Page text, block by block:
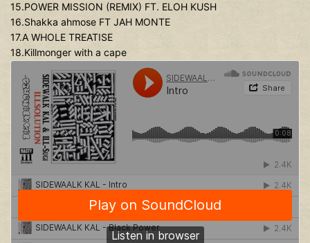
15.POWER MISSION (REMIX) FT. ELOH KUSH
16.Shakka ahmose FT JAH MONTE
17.A WHOLE TREATISE
18.Killmonger with a cape